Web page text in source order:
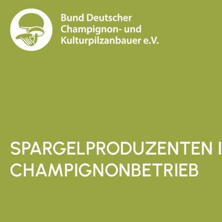
SPARGELPRODUZENTEN
CHAMPIGNONBETRIEB